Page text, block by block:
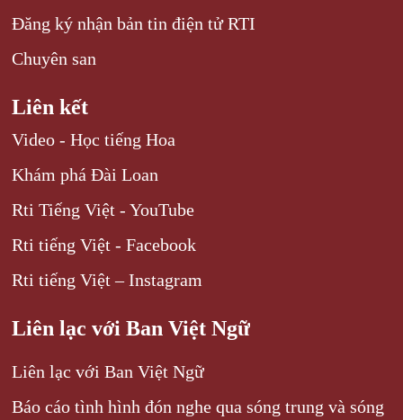
Đăng ký nhận bản tin điện tử RTI
Chuyên san
Liên kết
Video - Học tiếng Hoa
Khám phá Đài Loan
Rti Tiếng Việt - YouTube
Rti tiếng Việt - Facebook
Rti tiếng Việt – Instagram
Liên lạc với Ban Việt Ngữ
Liên lạc với Ban Việt Ngữ
Báo cáo tình hình đón nghe qua sóng trung và sóng